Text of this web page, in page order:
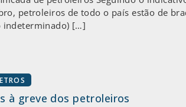
petroleiros de todo o país estão de
indeterminado) […]
à greve dos petroleiros